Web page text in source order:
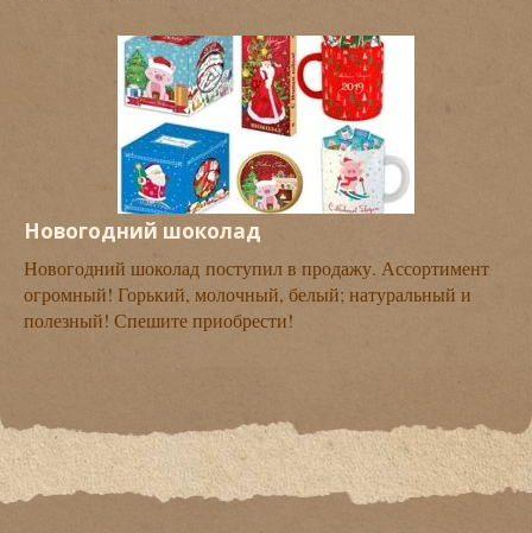
Новогодний шоколад
Новогодний шоколад поступил в продажу. Ассортимент
огромный! Горький, молочный, белый; натуральный и
полезный! Спешите приобрести!